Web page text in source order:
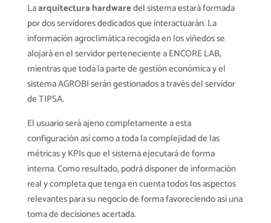
Laarquitectura hardwaredel sistema estará formada
por dos servidores dedicados que interactuarán. La
información agroclimática recogida en los viñedos se
alojará en el servidor perteneciente a ENCORE LAB,
mientras que toda la parte de gestión económica y el
sistema AGROBI serán gestionados a través del servidor
de TIPSA.
El usuario será ajeno completamente a esta
configuración así como a toda la complejidad de las
métricas y KPIs que el sistema ejecutará de forma
interna. Como resultado, podrá disponer de información
real y completa que tenga en cuenta todos los aspectos
relevantes para su negocio de forma favoreciendo así una
toma de decisiones acertada.